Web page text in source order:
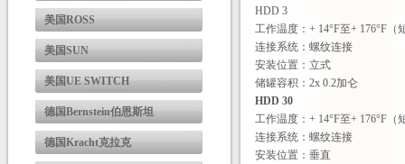
美国ROSS
美国SUN
美国UE SWITCH
德国Bernstein伯恩斯坦
德国Kracht克拉克
HDD 3
工作温度：+ 14°F至+ 176°F（
连接系统：螺纹连接
安装位置：立式
储罐容积：2x 0.2加仑
HDD 30
工作温度：+ 14°F至+ 176°F（
连接系统：螺纹连接
安装位置：垂直